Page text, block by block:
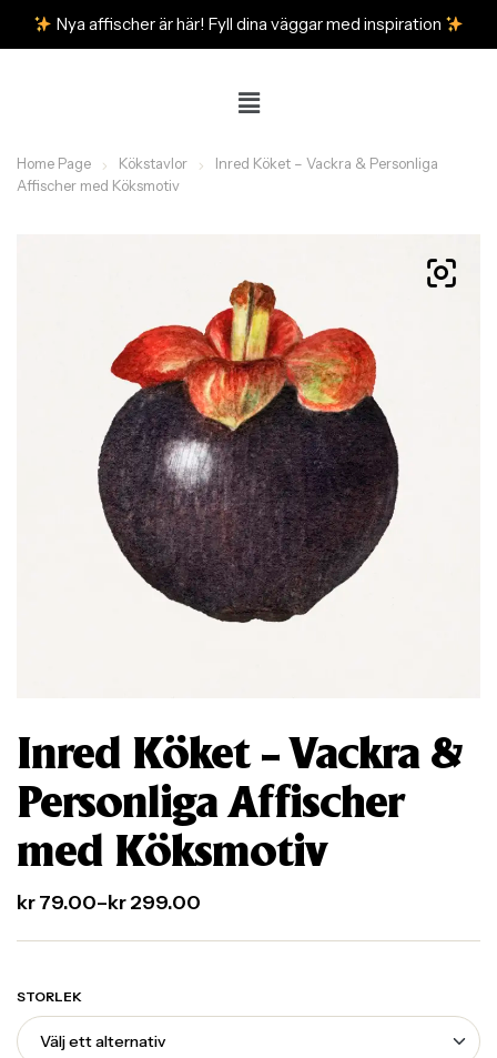
Nya affischer är här! Fyll dina väggar med inspiration
Home Page Kökstavlor
Inred Köket – Vackra & Personliga
Affischer med Köksmotiv
Inred Köket – Vackra &
Personliga Affischer
med Köksmotiv
kr79.00–kr299.00
STORLEK